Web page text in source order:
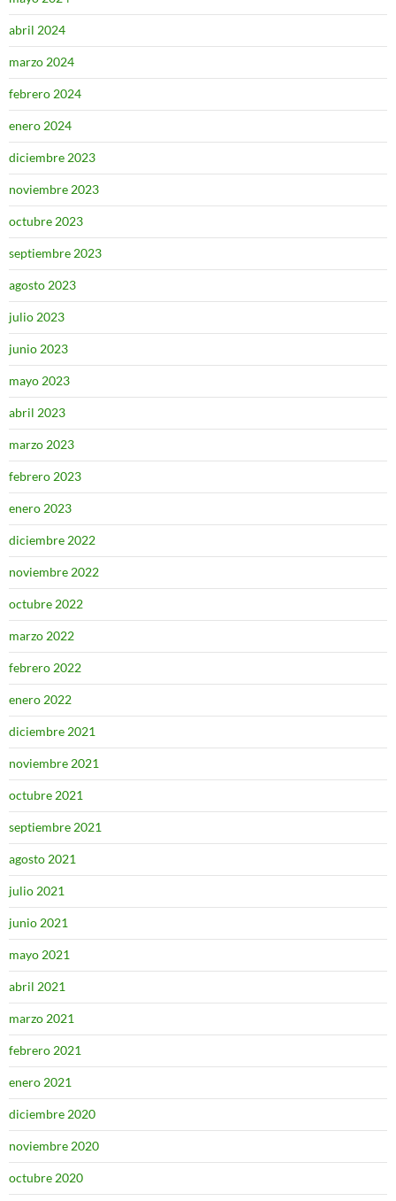
abril 2024
marzo 2024
febrero 2024
enero 2024
diciembre 2023
noviembre 2023
octubre 2023
septiembre 2023
agosto 2023
julio 2023
junio 2023
mayo 2023
abril 2023
marzo 2023
febrero 2023
enero 2023
diciembre 2022
noviembre 2022
octubre 2022
marzo 2022
febrero 2022
enero 2022
diciembre 2021
noviembre 2021
octubre 2021
septiembre 2021
agosto 2021
julio 2021
junio 2021
mayo 2021
abril 2021
marzo 2021
febrero 2021
enero 2021
diciembre 2020
noviembre 2020
octubre 2020